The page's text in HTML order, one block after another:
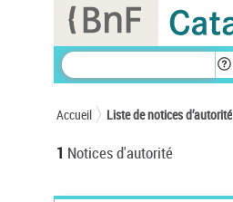
Accueil Liste de notices d’autorité
1 Notices d'autorité
Panneau de gestion des cookies